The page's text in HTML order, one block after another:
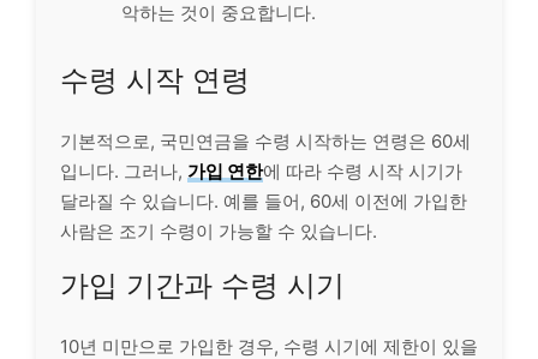
악하는 것이 중요합니다.
수령 시작 연령
기본적으로, 국민연금을 수령 시작하는 연령은 60세
입니다. 그러나, 가입 연한에 따라 수령 시작 시기가
달라질 수 있습니다. 예를 들어, 60세 이전에 가입한
사람은 조기 수령이 가능할 수 있습니다.
가입 기간과 수령 시기
10년 미만으로 가입한 경우, 수령 시기에 제한이 있을